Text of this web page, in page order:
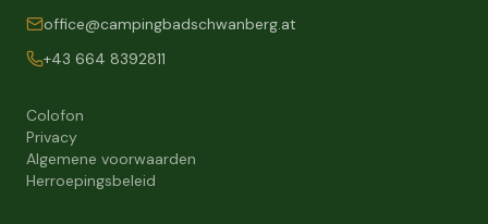
office@campingbadschwanberg.at
+43 664 8392811
Colofon
Privacy
Algemene voorwaarden
Herroepingsbeleid